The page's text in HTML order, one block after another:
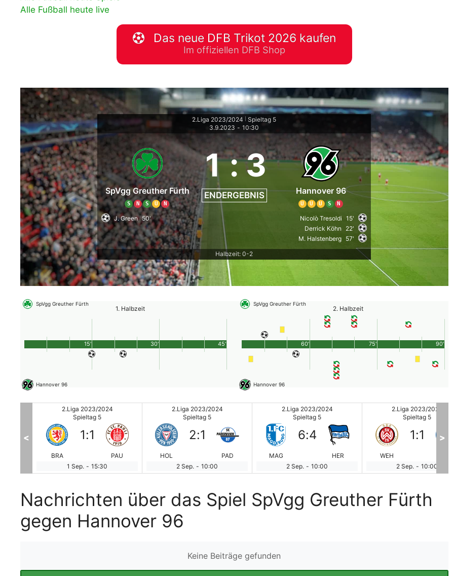
downloaden & automatisch ausfüllen
Alle Fußball heute live
Das neue DFB Trikot 2026 kaufen
Im offiziellen DFB Shop
2.Liga 2023/2024
Spieltag 5
3.9.2023 - 10:30
SpVgg Greuther Fürth
S N S U N
1 :3
ENDERGEBNIS Hannover 96
U U U S N
J. Green 50' Nicolò Tresoldi
15'
Derrick Köhn 22'
M. Halstenberg 57'
Halbzeit: 0-2
SpVgg Greuther Fürth
1. Halbzeit
Hannover 96
45'
15' 30'
SpVgg Greuther Fürth
2. Halbzeit
Hannover 96
90'
60' 75'
2.Liga 2023/2024
Spieltag 5
BRA
1:1
PAU
1 Sep. - 15:30
2.Liga 2023/2024
Spieltag 5
HOL
2:1
PAD
2 Sep. - 10:00
2.Liga 2023/2024
Spieltag 5
MAG
6:4
HER
2 Sep. - 10:00
2.Liga 2023/2024
Spieltag 5
WEH
1:1
2 Sep. - 10:00
< >
Nachrichten über das Spiel SpVgg Greuther Fürth
gegen Hannover 96
Keine Beiträge gefunden